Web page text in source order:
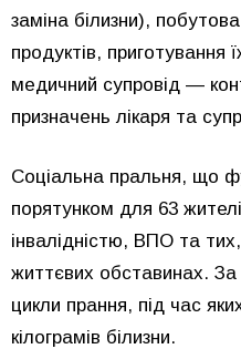
заміна білизни),
продуктів, приготування
медичний супровід —
призначень лікаря та
Соціальна пральня, що
порятунком для 63
інвалідністю, ВПО та
життєвих обставинах.
цикли прання, під час
кілограмів білизни.